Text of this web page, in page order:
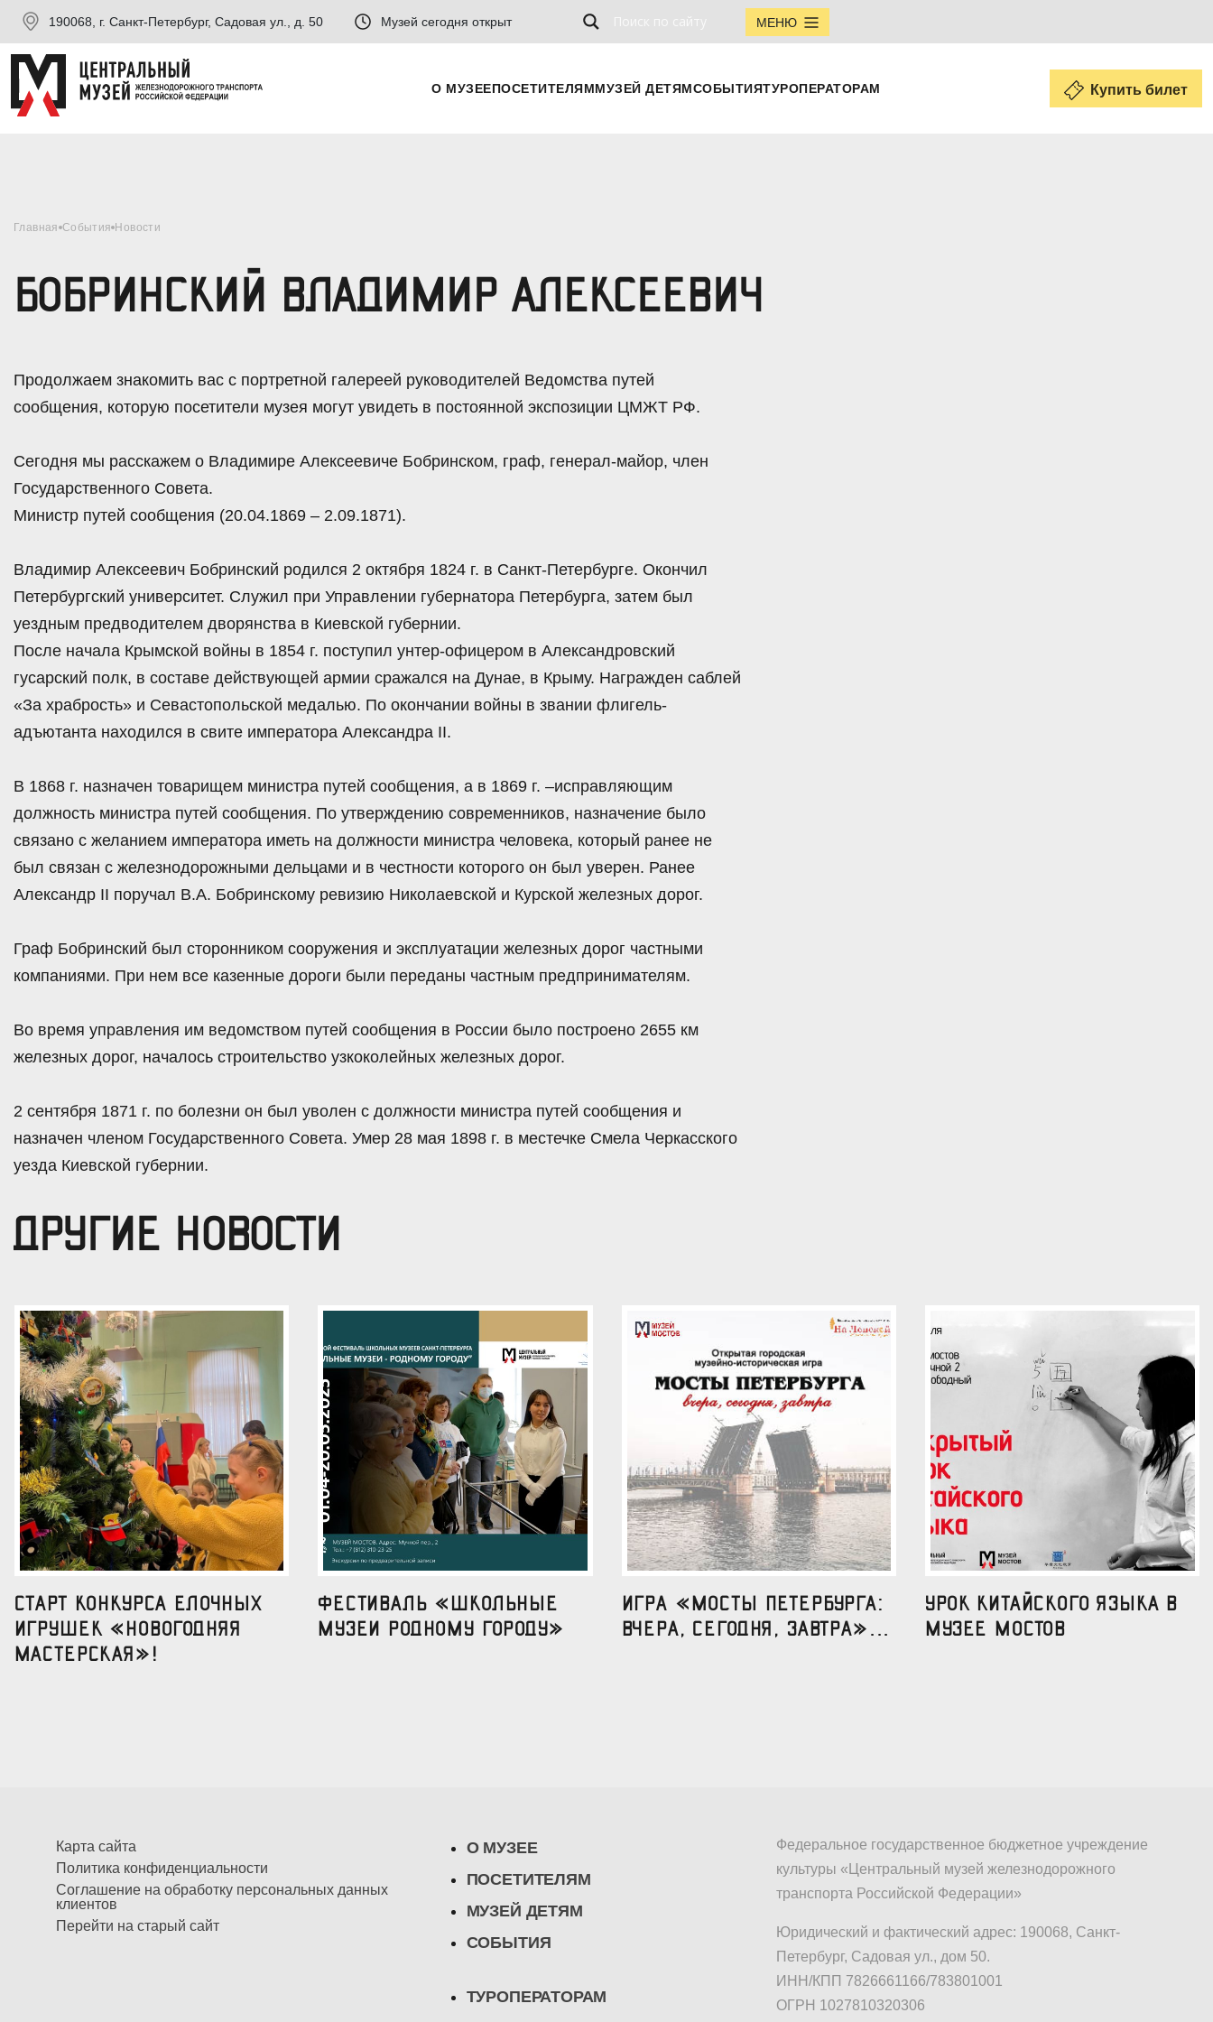
190068, г. Санкт-Петербург, Садовая ул., д. 50 Музей сегодня открыт МЕНЮ
О МУЗЕЕПОСЕТИТЕЛЯММУЗЕЙ ДЕТЯМСОБЫТИЯТУРОПЕРАТОРАМ Купить билет
Главная События Новости
БОБРИНСКИЙ ВЛАДИМИР АЛЕКСЕЕВИЧ
Продолжаем знакомить вас с портретной галереей руководителей Ведомства путей
сообщения, которую посетители музея могут увидеть в постоянной экспозиции ЦМЖТ РФ.
Сегодня мы расскажем о Владимире Алексеевиче Бобринском, граф, генерал-майор, член
Государственного Совета.
Министр путей сообщения (20.04.1869 – 2.09.1871).
Владимир Алексеевич Бобринский родился 2 октября 1824 г. в Санкт-Петербурге. Окончил
Петербургский университет. Служил при Управлении губернатора Петербурга, затем был
уездным предводителем дворянства в Киевской губернии.
После начала Крымской войны в 1854 г. поступил унтер-офицером в Александровский
гусарский полк, в составе действующей армии сражался на Дунае, в Крыму. Награжден саблей
«За храбрость» и Севастопольской медалью. По окончании войны в звании флигель-
адъютанта находился в свите императора Александра II.
В 1868 г. назначен товарищем министра путей сообщения, а в 1869 г. –исправляющим
должность министра путей сообщения. По утверждению современников, назначение было
связано с желанием императора иметь на должности министра человека, который ранее не
был связан с железнодорожными дельцами и в честности которого он был уверен. Ранее
Александр II поручал В.А. Бобринскому ревизию Николаевской и Курской железных дорог.
Граф Бобринский был сторонником сооружения и эксплуатации железных дорог частными
компаниями. При нем все казенные дороги были переданы частным предпринимателям.
Во время управления им ведомством путей сообщения в России было построено 2655 км
железных дорог, началось строительство узкоколейных железных дорог.
2 сентября 1871 г. по болезни он был уволен с должности министра путей сообщения и
назначен членом Государственного Совета. Умер 28 мая 1898 г. в местечке Смела Черкасского
уезда Киевской губернии.
ДРУГИЕ НОВОСТИ
Старт конкурса елочных
игрушек «Новогодняя
мастерская»!
Фестиваль «Школьные
музеи родному городу»
Игра «Мосты Петербурга:
вчера, сегодня, завтра»...
УРОК КИТАЙСКОГО ЯЗЫКА В
МУЗЕЕ МОСТОВ
Карта сайта
Политика конфиденциальности
Соглашение на обработку персональных данных
клиентов
Перейти на старый сайт
О МУЗЕЕ
ПОСЕТИТЕЛЯМ
МУЗЕЙ ДЕТЯМ
СОБЫТИЯ
ТУРОПЕРАТОРАМ
Федеральное государственное бюджетное учреждение
культуры «Центральный музей железнодорожного
транспорта Российской Федерации»
Юридический и фактический адрес: 190068, Санкт-
Петербург, Садовая ул., дом 50.
ИНН/КПП 7826661166/783801001
ОГРН 1027810320306